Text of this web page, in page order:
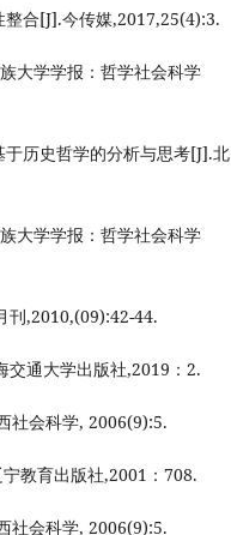
合[J].今传媒,2017,25(4):3.
大学学报：哲学社会科学
历史哲学的分析与思考[J].北
大学学报：哲学社会科学
刊,2010,(09):42-44.
交通大学出版社,2019：2.
社会科学, 2006(9):5.
教育出版社,2001：708.
社会科学, 2006(9):5.